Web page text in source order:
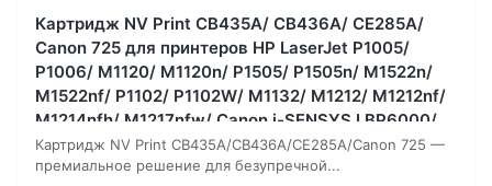
Картридж NV Print CB435A/ CB436A/ CE285A/
Canon 725 для принтеров HP LaserJet P1005/
P1006/ M1120/ M1120n/ P1505/ P1505n/ M1522n/
M1522nf/ P1102/ P1102W/ M1132/ M1212/ M1212nf/
M1214nfh/ M1217nfw/ Canon i-SENSYS LBP6000/
LBP6000B, 2000 страниц
Картридж NV Print CB435A/CB436A/CE285A/Canon 725 —
премиальное решение для безупречной...